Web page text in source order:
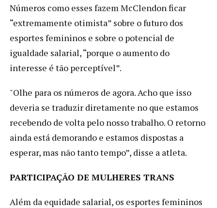
Números como esses fazem McClendon ficar
“extremamente otimista” sobre o futuro dos
esportes femininos e sobre o potencial de
igualdade salarial, “porque o aumento do
interesse é tão perceptível”.
"Olhe para os números de agora. Acho que isso
deveria se traduzir diretamente no que estamos
recebendo de volta pelo nosso trabalho. O retorno
ainda está demorando e estamos dispostas a
esperar, mas não tanto tempo”, disse a atleta.
PARTICIPAÇÃO DE MULHERES TRANS
Além da equidade salarial, os esportes femininos